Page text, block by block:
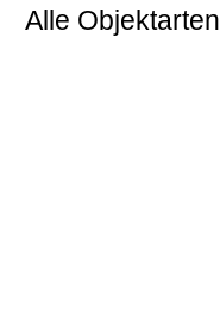
Alle Objektarten